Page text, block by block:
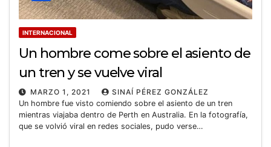
INTERNACIONAL
Un hombre come sobre el asiento de
un tren y se vuelve viral
MARZO 1, 2021
SINAÍ PÉREZ GONZÁLEZ
Un hombre fue visto comiendo sobre el asiento de un tren
mientras viajaba dentro de Perth en Australia. En la fotografía,
que se volvió viral en redes sociales, pudo verse…